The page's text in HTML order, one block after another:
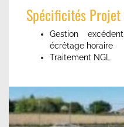
Spécificités Projet
Gestion
écrêtage horaire
Traitement NGL